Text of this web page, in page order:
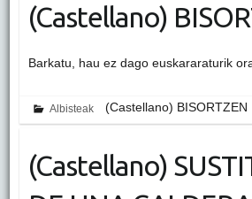
(Castellano)
Barkatu, hau ez dago euskararaturik
Albisteak (Castellano) BISORTZEN
(Castellano)